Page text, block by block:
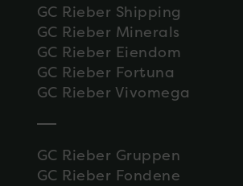
GC Rieber Shipping
GC Rieber Minerals
GC Rieber Eiendom
GC Rieber Fortuna
GC Rieber Vivomega
GC Rieber Gruppen
GC Rieber Fondene